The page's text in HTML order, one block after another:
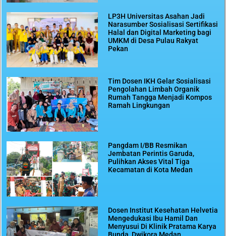
LP3H Universitas Asahan Jadi
Narasumber Sosialisasi Sertifikasi
Halal dan Digital Marketing bagi
UMKM di Desa Pulau Rakyat
Pekan
Tim Dosen IKH Gelar Sosialisasi
Pengolahan Limbah Organik
Rumah Tangga Menjadi Kompos
Ramah Lingkungan
Pangdam I/BB Resmikan
Jembatan Perintis Garuda,
Pulihkan Akses Vital Tiga
Kecamatan di Kota Medan
Dosen Institut Kesehatan Helvetia
Mengedukasi Ibu Hamil Dan
Menyusui Di Klinik Pratama Karya